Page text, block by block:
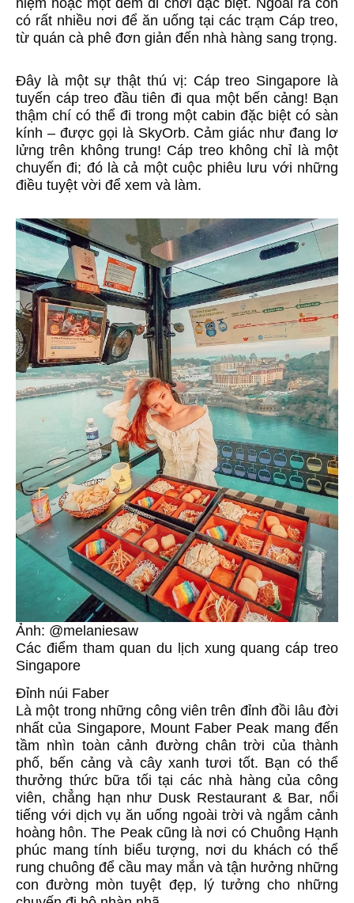
niệm hoặc một đêm đi chơi đặc biệt. Ngoài ra còn
có rất nhiều nơi để ăn uống tại các trạm Cáp treo,
từ quán cà phê đơn giản đến nhà hàng sang trọng.
Đây là một sự thật thú vị: Cáp treo Singapore là
tuyến cáp treo đầu tiên đi qua một bến cảng! Bạn
thậm chí có thể đi trong một cabin đặc biệt có sàn
kính – được gọi là SkyOrb. Cảm giác như đang lơ
lửng trên không trung! Cáp treo không chỉ là một
chuyến đi; đó là cả một cuộc phiêu lưu với những
điều tuyệt vời để xem và làm.
Ảnh: @melaniesaw
Các điểm tham quan du lịch xung quang cáp treo
Singapore
Đỉnh núi Faber
Là một trong những công viên trên đỉnh đồi lâu đời
nhất của Singapore, Mount Faber Peak mang đến
tầm nhìn toàn cảnh đường chân trời của thành
phố, bến cảng và cây xanh tươi tốt. Bạn có thể
thưởng thức bữa tối tại các nhà hàng của công
viên, chẳng hạn như Dusk Restaurant & Bar, nổi
tiếng với dịch vụ ăn uống ngoài trời và ngắm cảnh
hoàng hôn. The Peak cũng là nơi có Chuông Hạnh
phúc mang tính biểu tượng, nơi du khách có thể
rung chuông để cầu may mắn và tận hưởng những
con đường mòn tuyệt đẹp, lý tưởng cho những